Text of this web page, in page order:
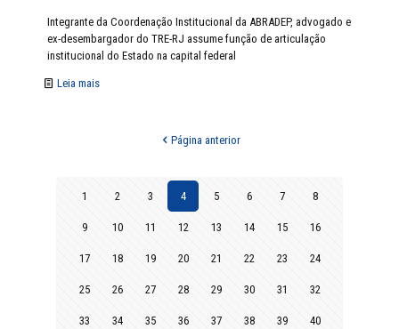
Integrante da Coordenação Institucional da ABRADEP, advogado e
ex-desembargador do TRE-RJ assume função de articulação
institucional do Estado na capital federal
Leia mais
Página anterior
1 2 3 4 5 6 7 8
9 10 11 12 13 14 15 16
17 18 19 20 21 22 23 24
25 26 27 28 29 30 31 32
33 34 35 36 37 38 39 40